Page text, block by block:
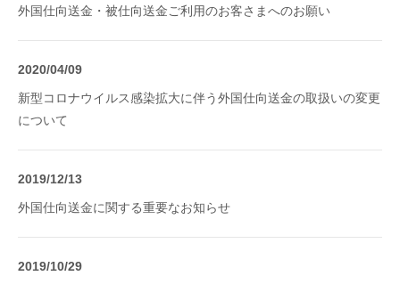
外国仕向送金・被仕向送金ご利用のお客さまへのお願い
2020/04/09
新型コロナウイルス感染拡大に伴う外国仕向送金の取扱いの変更
について
2019/12/13
外国仕向送金に関する重要なお知らせ
2019/10/29